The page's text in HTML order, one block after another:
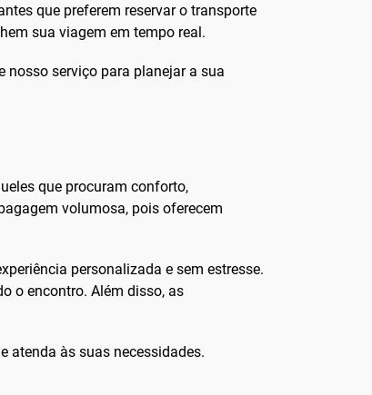
que preferem reservar o transporte
sua viagem em tempo real.
nosso serviço para planejar a sua
que procuram conforto,
volumosa, pois oferecem
personalizada e sem estresse.
o encontro. Além disso, as
atenda às suas necessidades.